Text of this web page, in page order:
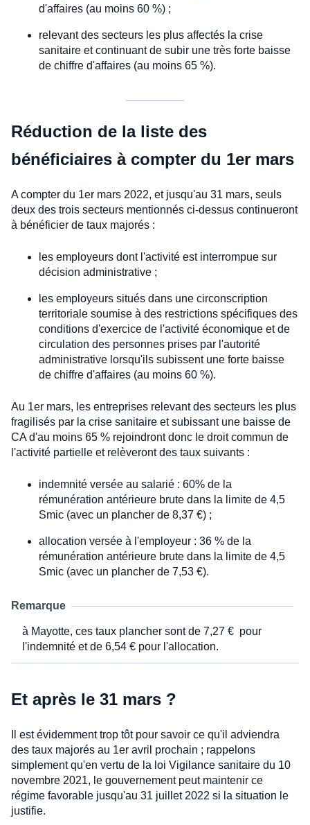
d'affaires (au moins 60 %) ;
relevant des secteurs les plus affectés la crise
sanitaire et continuant de subir une très forte baisse
de chiffre d'affaires (au moins 65 %).
Réduction de la liste des
bénéficiaires à compter du 1er mars
A compter du 1er mars 2022, et jusqu'au 31 mars, seuls
deux des trois secteurs mentionnés ci-dessus continueront
à bénéficier de taux majorés :
les employeurs dont l'activité est interrompue sur
décision administrative ;
les employeurs situés dans une circonscription
territoriale soumise à des restrictions spécifiques des
conditions d'exercice de l'activité économique et de
circulation des personnes prises par l'autorité
administrative lorsqu'ils subissent une forte baisse
de chiffre d'affaires (au moins 60 %).
Au 1er mars, les entreprises relevant des secteurs les plus
fragilisés par la crise sanitaire et subissant une baisse de
CA d'au moins 65 % rejoindront donc le droit commun de
l'activité partielle et relèveront des taux suivants :
indemnité versée au salarié : 60% de la
rémunération antérieure brute dans la limite de 4,5
Smic (avec un plancher de 8,37 €) ;
allocation versée à l'employeur : 36 % de la
rémunération antérieure brute dans la limite de 4,5
Smic (avec un plancher de 7,53 €).
Remarque
à Mayotte, ces taux plancher sont de 7,27 € pour
l'indemnité et de 6,54 € pour l'allocation.
Et après le 31 mars ?
Il est évidemment trop tôt pour savoir ce qu'il adviendra
des taux majorés au 1er avril prochain ; rappelons
simplement qu'en vertu de la loi Vigilance sanitaire du 10
novembre 2021, le gouvernement peut maintenir ce
régime favorable jusqu'au 31 juillet 2022 si la situation le
justifie.